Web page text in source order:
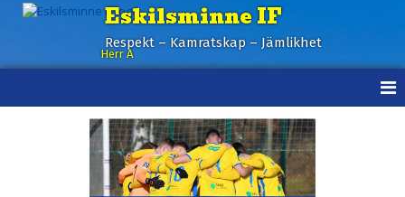
Eskilsminne IF
Respekt – Kamratskap – Jämlikhet
Herr A